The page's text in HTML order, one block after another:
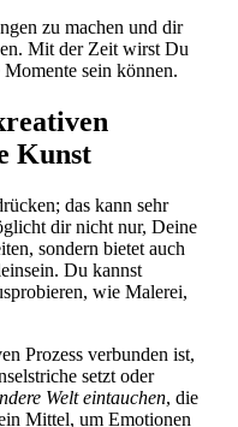
zu machen und dir
Mit der Zeit wirst Du
sein können.
Kunst
das kann sehr
dir nicht nur, Deine
sondern bietet auch
Du kannst
wie Malerei,
Prozess verbunden ist,
setzt oder
Welt eintauchen, die
Mittel, um Emotionen